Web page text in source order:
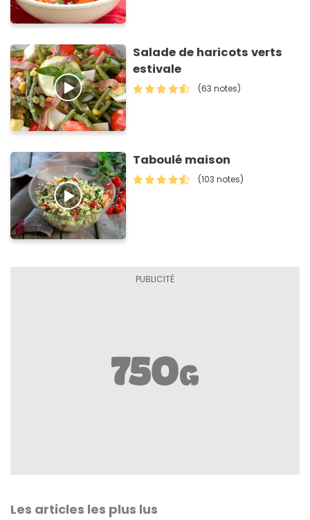
Salade de haricots verts
estivale
(63 notes)
Taboulé maison
(103 notes)
Les articles les plus lus